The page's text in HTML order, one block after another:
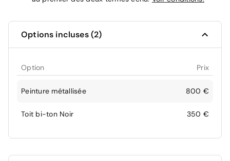
Options incluses (2)
Option Prix
Peinture métallisée 800 €
Toit bi-ton Noir 350 €